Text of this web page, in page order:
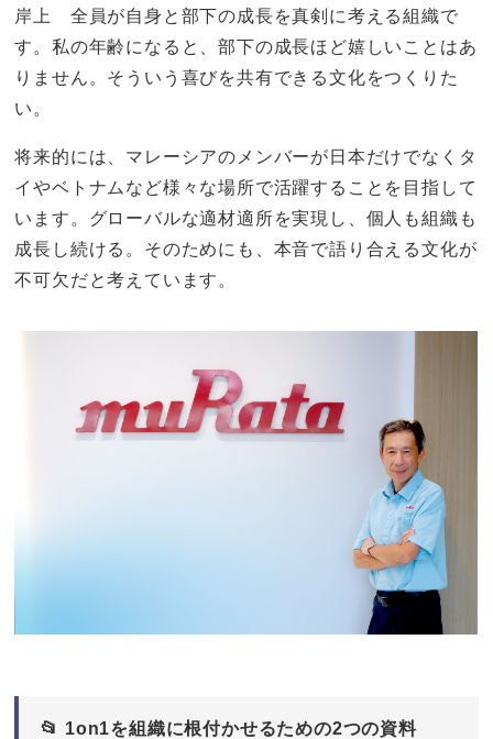
岸上 全員が自身と部下の成長を真剣に考える組織で
す。私の年齢になると、部下の成長ほど嬉しいことはあ
りません。そういう喜びを共有できる文化をつくりた
い。
将来的には、マレーシアのメンバーが日本だけでなくタ
イやベトナムなど様々な場所で活躍することを目指して
います。グローバルな適材適所を実現し、個人も組織も
成長し続ける。そのためにも、本音で語り合える文化が
不可欠だと考えています。
📂 1on1を組織に根付かせるための2つの資料